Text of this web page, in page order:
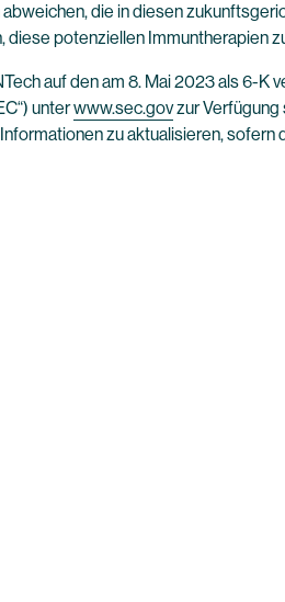
die in diesen
potenziellen Immuntherapien
auf den am 8. Mai 2023 als 6-
unterwww.sec.govzur Verfügung
zu aktualisieren,